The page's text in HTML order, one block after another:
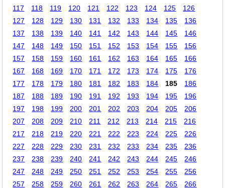
117
118 119 120 121 122 123 124 125
126
127
128 129 130 131 132 133 134 135
136
137
138 139 140 141 142 143 144 145
146
147
148 149 150 151 152 153 154 155
156
157
158 159 160 161 162 163 164 165
166
167
168 169 170 171 172 173 174 175
176
177
178 179 180 181 182 183 184 185
186
187
188 189 190 191 192 193 194 195
196
197
198 199 200 201 202 203 204 205
206
207
208 209 210 211 212 213 214 215
216
217
218 219 220 221 222 223 224 225
226
227
228 229 230 231 232 233 234 235
236
237
238 239 240 241 242 243 244 245
246
247
248 249 250 251 252 253 254 255
256
257
258 259 260 261 262 263 264 265 266